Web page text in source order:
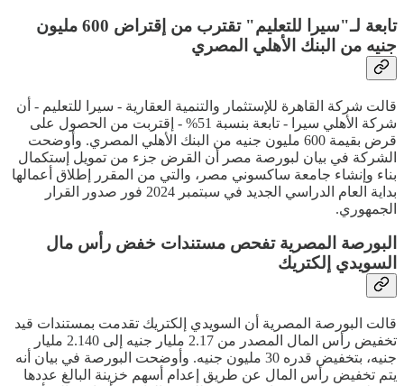
تابعة لـ"سيرا للتعليم" تقترب من إقتراض 600 مليون
جنيه من البنك الأهلي المصري
قالت شركة القاهرة للإستثمار والتنمية العقارية - سيرا للتعليم - أن
شركة الأهلي سيرا - تابعة بنسبة 51% - إقتربت من الحصول على
قرض بقيمة 600 مليون جنيه من البنك الأهلي المصري. وأوضحت
الشركة في بيان لبورصة مصر أن القرض جزء من تمويل إستكمال
بناء وإنشاء جامعة ساكسوني مصر، والتي من المقرر إطلاق أعمالها
بداية العام الدراسي الجديد في سبتمبر 2024 فور صدور القرار
الجمهوري.
البورصة المصرية تفحص مستندات خفض رأس مال
السويدي إلكتريك
قالت البورصة المصرية أن السويدي إلكتريك تقدمت بمستندات قيد
تخفيض رأس المال المصدر من 2.17 مليار جنيه إلى 2.140 مليار
جنيه، بتخفيض قدره 30 مليون جنيه. وأوضحت البورصة في بيان أنه
يتم تخفيض رأس المال عن طريق إعدام أسهم خزينة البالغ عددها